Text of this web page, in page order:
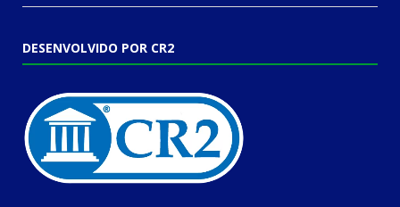
DESENVOLVIDO POR CR2